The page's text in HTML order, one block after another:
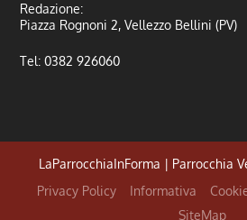
Redazione:
Piazza Rognoni 2, Vellezzo Bellini (PV)
Tel: 0382 926060
LaParrocchiaInForma | Parrocchia
Privacy Policy
Informativa
SiteMap